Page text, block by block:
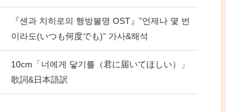
『센과 치히로의 행방불명 OST』”언제나 몇 번
이라도(いつも何度でも)” 가사&해석
10cm「너에게 닿기를（君に届いてほしい）」
歌詞&日本語訳